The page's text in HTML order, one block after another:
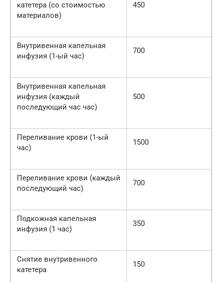
катетера (со стоимостью
материалов)
450
Внутривенная капельная
инфузия (1-ый час)
700
Внутривенная капельная
инфузия (каждый
последующий час час)
500
Переливание крови (1-ый
час)
1500
Переливание крови (каждый
последующий час)
700
Подкожная капельная
инфузия (1 час)
350
Снятие внутривенного
катетера
150